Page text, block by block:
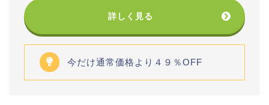
詳しく見る
今だけ通常価格より４９％OFF